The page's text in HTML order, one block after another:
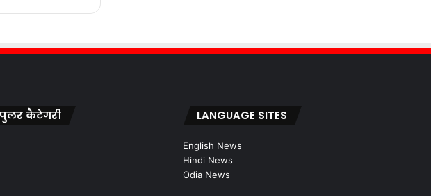
कैटेगरी LANGUAGE SITES
English News
Hindi News
Odia News